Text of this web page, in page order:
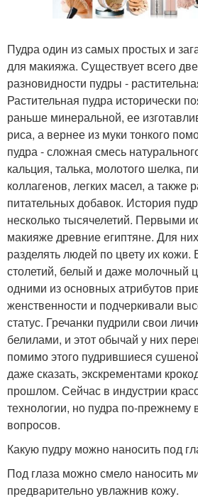
Пудра один из самых простых и
для макияжа. Существует всего
разновидности пудры -
Растительная пудра исторически
раньше минеральной, ее
риса, а вернее из муки тонкого
пудра - сложная смесь
кальция, талька, молотого шелка,
коллагенов, легких масел, а также
питательных добавок. История
несколько тысячелетий. Первыми
макияже древние египтяне. Для
разделять людей по цвету их кожи.
столетий, белый и даже молочный
одними из основных атрибутов
женственности и подчеркивали
статус. Гречанки пудрили свои
белилами, и этот обычай у них
помимо этого пудрившиеся
даже сказать, экскрементами
прошлом. Сейчас в индустрии
технологии, но пудра по-
вопросов.
Какую пудру можно наносить под
Под глаза можно смело наносить
предварительно увлажнив кожу.